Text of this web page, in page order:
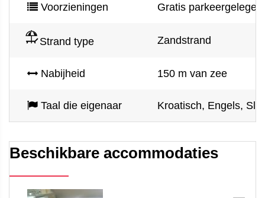
Voorzieningen Gratis
Strand type Zandstrand
Nabijheid 150 m van zee
Taal die eigenaar Kroatisch, Engels,
Beschikbare accommodaties